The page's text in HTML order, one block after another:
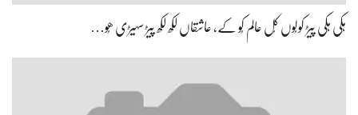
ہِکی ہِکی پیڑ کولُوں کُل عالم کُو کے، عاشقاں لکھ لکھ پیڑ سہیڑی ھُو…